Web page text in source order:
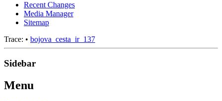
Recent Changes
Media Manager
Sitemap
Trace: • bojova_cesta_ir_137
Sidebar
Menu